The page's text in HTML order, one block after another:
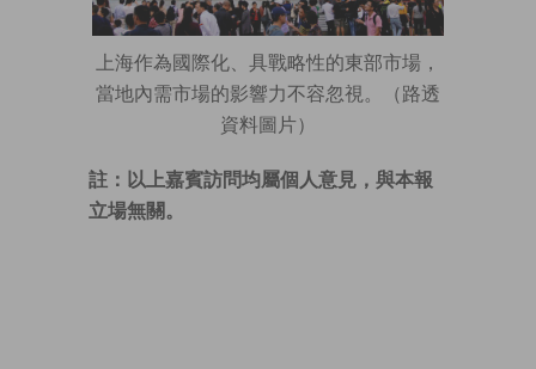
上海作為國際化、具戰略性的東部市場，
當地內需市場的影響力不容忽視。（路透
資料圖片）
註：以上嘉賓訪問均屬個人意見，與本報
立場無關。